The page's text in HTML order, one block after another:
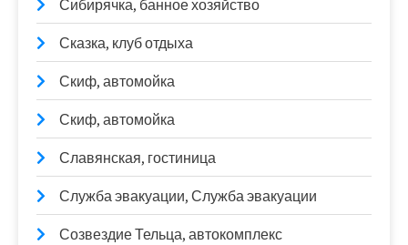
Сибирячка, банное хозяйство
Сказка, клуб отдыха
Скиф, автомойка
Скиф, автомойка
Славянская, гостиница
Служба эвакуации, Служба эвакуации
Созвездие Тельца, автокомплекс